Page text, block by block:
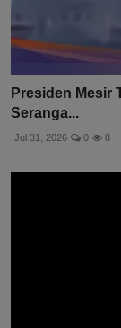
Presiden Mesir
Seranga...
Jul 31, 2026 0 8